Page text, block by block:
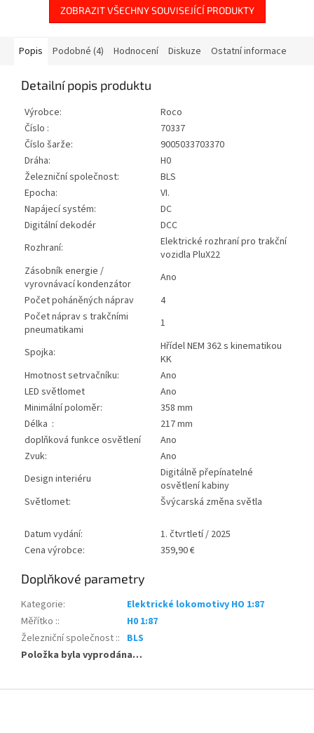
ZOBRAZIT VŠECHNY SOUVISEJÍCÍ PRODUKTY
Popis Podobné (4) Hodnocení Diskuze Ostatní informace
Detailní popis produktu
Výrobce:
Roco
Číslo :
70337
Číslo šarže:
9005033703370
Dráha:
H0
Železniční společnost:
BLS
Epocha:
VI.
Napájecí systém:
DC
Digitální dekodér
DCC
Rozhraní:
Elektrické rozhraní pro trakční
vozidla PluX22
Zásobník energie /
vyrovnávací kondenzátor
Ano
Počet poháněných náprav
4
Počet náprav s trakčními
pneumatikami
1
Spojka:
Hřídel NEM 362 s kinematikou
KK
Hmotnost setrvačníku:
Ano
LED světlomet
Ano
Minimální poloměr:
358 mm
Délka :
217 mm
doplňková funkce osvětlení
Ano
Zvuk:
Ano
Design interiéru
Digitálně přepínatelné
osvětlení kabiny
Světlomet:
Švýcarská změna světla
Datum vydání:
1. čtvrtletí / 2025
Cena výrobce:
359,90 €
Doplňkové parametry
Kategorie:
Elektrické lokomotivy HO 1:87
Měřítko ::
H0 1:87
Železniční společnost :: BLS
Položka byla vyprodána…